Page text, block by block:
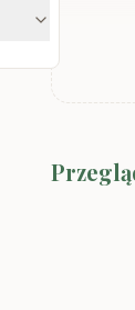
System
Kolory